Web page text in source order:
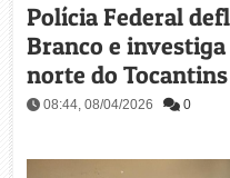
Polícia Federal
Branco e
norte do Tocantins
08:44, 08/04/2026 0